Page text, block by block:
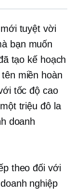
tuyệt vời
bạn muốn
tạo kế hoạch
miền hoàn
tốc độ cao
triệu đô la
doanh
theo đối với
nghiệp